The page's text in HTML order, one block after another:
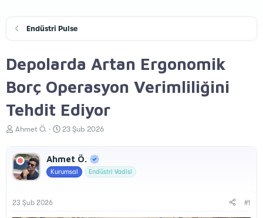
Endüstri Pulse
Depolarda Artan Ergonomik
Borç Operasyon Verimliliğini
Tehdit Ediyor
K
u
y
u
a
Ahmet Ö.
B
l
a
23 Şub 2026
Ahmet Ö.
Kurumsal Endüstri Vadisi
23 Şub 2026 #1